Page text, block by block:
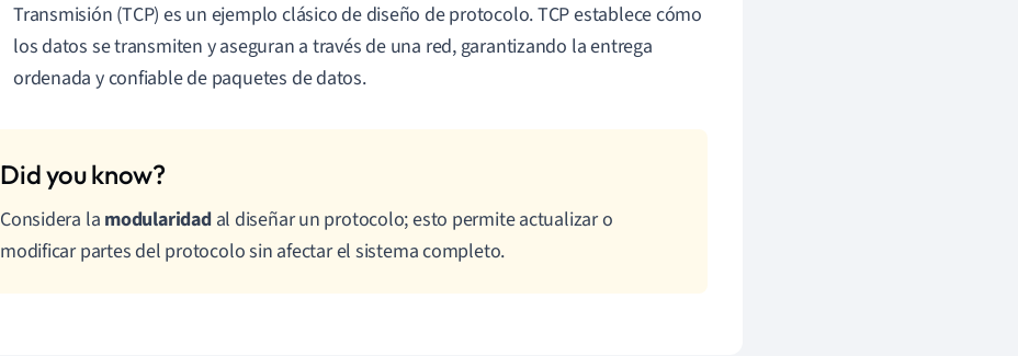
Transmisión (TCP) es un ejemplo clásico de diseño de protocolo. TCP establece cómo
los datos se transmiten y aseguran a través de una red, garantizando la entrega
ordenada y confiable de paquetes de datos.
Considera la modularidadal diseñar un protocolo; esto permite actualizar o
modificar partes del protocolo sin afectar el sistema completo.